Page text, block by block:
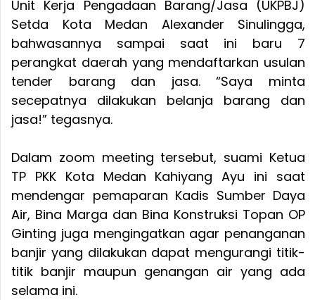
Unit Kerja Pengadaan Barang/Jasa (UKPBJ)
Setda Kota Medan Alexander Sinulingga,
bahwasannya sampai saat ini baru 7
perangkat daerah yang mendaftarkan usulan
tender barang dan jasa. “Saya minta
secepatnya dilakukan belanja barang dan
jasa!” tegasnya.
Dalam zoom meeting tersebut, suami Ketua
TP PKK Kota Medan Kahiyang Ayu ini saat
mendengar pemaparan Kadis Sumber Daya
Air, Bina Marga dan Bina Konstruksi Topan OP
Ginting juga mengingatkan agar penanganan
banjir yang dilakukan dapat mengurangi titik-
titik banjir maupun genangan air yang ada
selama ini.